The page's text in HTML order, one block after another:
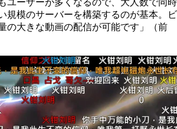
規模のサーバーを構築するのが基本。ビ
の大きな動画の配信が可能です」（前